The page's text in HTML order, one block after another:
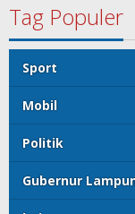
Tag Populer
Sport
Mobil
Politik
Gubernur